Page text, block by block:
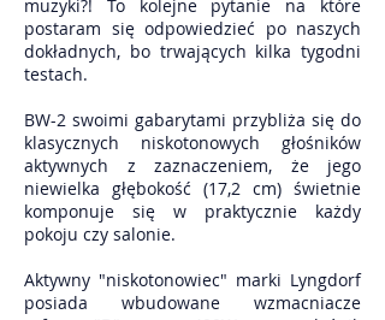
muzyki?! To kolejne pytanie na które
postaram się odpowiedzieć po naszych
dokładnych, bo trwających kilka tygodni
testach.
BW-2 swoimi gabarytami przybliża się do
klasycznych niskotonowych głośników
aktywnych z zaznaczeniem, że jego
niewielka głębokość (17,2 cm) świetnie
komponuje się w praktycznie każdy
pokoju czy salonie.
Aktywny "niskotonowiec" marki Lyngdorf
posiada wbudowane wzmacniacze